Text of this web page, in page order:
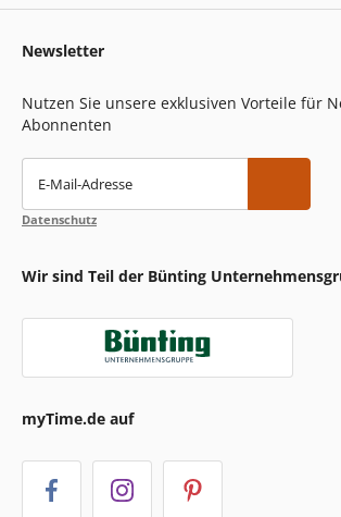
Newsletter
Nutzen Sie unsere exklusiven Vorteile für
Abonnenten
E-Mail-Adresse
Datenschutz
Wir sind Teil der Bünting
myTime.de auf